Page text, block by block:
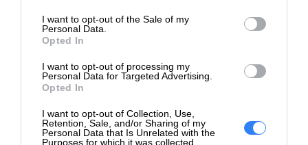
I want to opt-out of the Sale of my
Personal Data.
Opted In
I want to opt-out of processing my
Personal Data for Targeted Advertising.
Opted In
I want to opt-out of Collection, Use,
Retention, Sale, and/or Sharing of my
Personal Data that Is Unrelated with the
Purposes for which it was collected.
Materiał z recyklingu ma znaczenie
Tworzywa sztuczne pochodzące z recyklingu we wkładach
Opis